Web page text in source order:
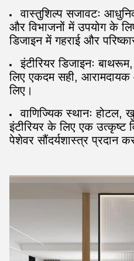
वास्तुशिल्प सजावटः
और विभाजनों में उपयोग के
डिजाइन में गहराई और
इंटीरियर डिजाइनः
लिए एकदम सही, आरामदायक
लिए।
वाणिज्यिक स्थानः होटल,
इंटीरियर के लिए एक
पेशेवर सौंदर्यशास्त्र प्रदान